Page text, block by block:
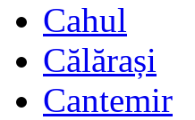
Cahul
Călărași
Cantemir